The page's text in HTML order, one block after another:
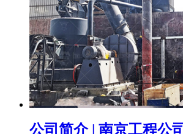
公司简介 | 南京工程公司